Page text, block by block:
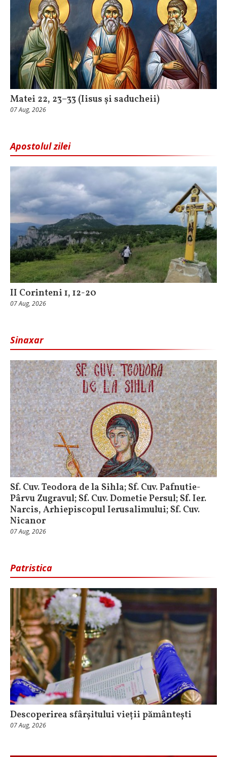
Matei 22, 23–33 (Iisus și saducheii)
07 Aug, 2026
Apostolul zilei
II Corinteni 1, 12-20
07 Aug, 2026
Sinaxar
Sf. Cuv. Teodora de la Sihla; Sf. Cuv. Pafnutie-
Pârvu Zugravul; Sf. Cuv. Dometie Persul; Sf. Ier.
Narcis, Arhiepiscopul Ierusalimului; Sf. Cuv.
Nicanor
07 Aug, 2026
Patristica
Descoperirea sfârșitului vieții pământești
07 Aug, 2026